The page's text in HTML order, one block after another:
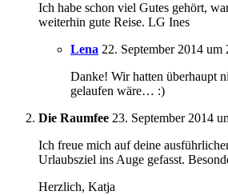
Ich habe schon viel Gutes gehört,
weiterhin gute Reise. LG Ines
Lena 22. September 2014 um
Danke! Wir hatten überhaupt
gelaufen wäre… :)
Die Raumfee 23. September 2014
Ich freue mich auf deine
Urlaubsziel ins Auge gefasst.
Herzlich, Katja